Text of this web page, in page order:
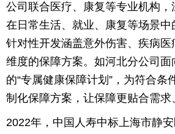
公司联合医疗、康复等专业机构
在日常生活、就业、康复等场景中
针对性开发涵盖意外伤害、疾病医
维度的保障方案。如河北分公司面
的“专属健康保障计划”，为符合条
制化保障方案，让保障更贴合需求
2022年，中国人寿中标上海市静